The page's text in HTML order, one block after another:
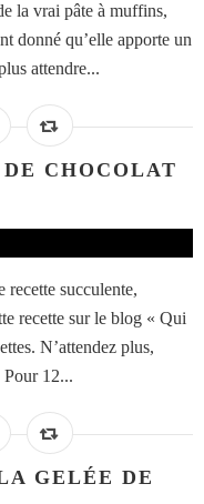
la vrai pâte à muffins,
donné qu’elle apporte un
attendre...
CHOCOLAT
succulente,
recette sur le blog « Qui
N’attendez plus,
Pour 12...
GELÉE DE